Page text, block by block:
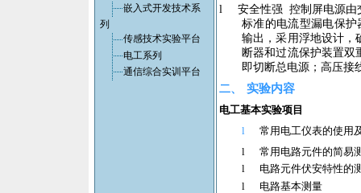
嵌入式开发技术系
列
传感技术实验平台
电工系列
通信综合实训平台
l
安全性强 控制屏电源由
标准的电流型漏电保护
输出，采用浮地设计，
断器和过流保护装置双
即切断总电源；高压接
二、
实验内容
电工基本实验项目
l
常用电工仪表的使用
l
常用电路元件的简易
l
电路元件伏安特性的
l
电路基本测量